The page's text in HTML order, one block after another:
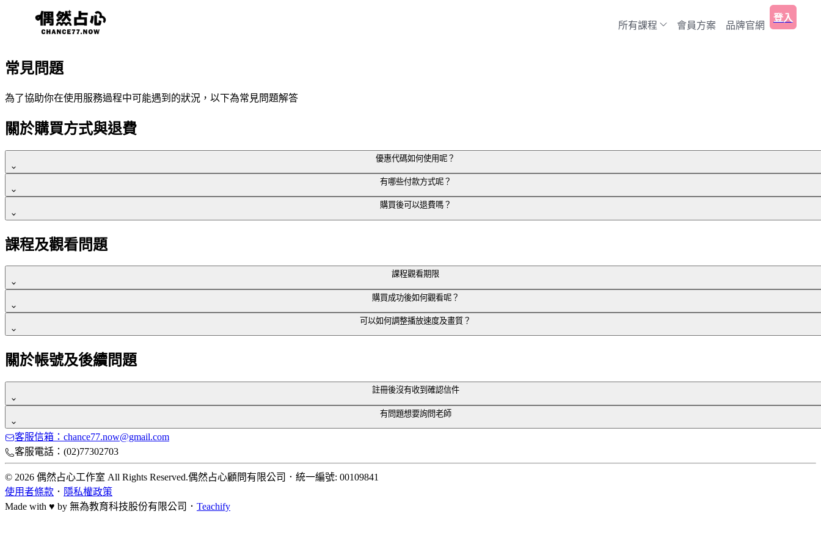
所有課程 會員方案 品牌官網
登入
常見問題
為了協助你在使用服務過程中可能遇到的狀況，以下為常見問題解答
關於購買方式與退費
優惠代碼如何使用呢？
有哪些付款方式呢？
信用卡分期付款，目前可接受台新與玉山信用卡刷卡分期。
購買後可以退費嗎？
請提供你購買時輸入的姓名、電子信箱並明退費原因，
來信至 999@chance77now.me 會有專人審核後受理退費。
課程及觀看問題
課程觀看期限
每個課程的觀看期限是6個月至12個月
購買課程的第一天開始計算天數
購買成功後如何觀看呢？
你可以使用電腦、手機及平板裝置觀看。
購課後，觀課方式如下：
請前往學院網站右上方點選「登入」
確認登入後，到「我的購買」，點選「我的課程」，找到你購買的課程即可觀課！
如果你購買的線上課程，是「預購課程」，需等待課程正式開課、影片上架後，方可看到課程。
（開課詳情，請見課程介紹頁面說明）
可以如何調整播放速度及畫質？
🚩你可以點選影片右下角齒輪按鈕，會有 0.75、正常、1.25、1.5、2 等速度可自由調整。
🚩目前平台影片畫質提供1080p、720p、360p、270p 可供選擇。
使用電腦裝置：Chrome、Edge,、Firefox、IE 等網頁瀏覽器，可點選影片右下角齒輪按鈕調整畫質。
使用行動裝置 （IOS／Android） ，會自動根據你所處的網路環境網速調整畫質，無法手動調整。
關於帳號及後續問題
註冊後沒有收到確認信件
建議可先到垃圾郵件，或「促銷類別」做進一步確認，你也可來信至 hi@teachify.tw ，將有專人為你處理。
有問題想要詢問老師
你可以透過課程下方的客服信箱，向老師來信提問喔！
也可以加入下方官方LINE@，找客服花花協助你
https://lin.ee/rRAushA
客服信箱：chance77.now@gmail.com
客服電話：(02)77302703
© 2026 偶然占心工作室 All Rights Reserved.偶然占心顧問有限公司 ． 統一編號: 00109841
使用者條款 ． 隱私權政策
Made with ♥ by 無為教育科技股份有限公司． Teachify